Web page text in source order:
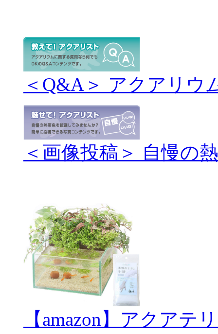
＜Q&A＞ アクアリウ
＜画像投稿＞ 自慢の
【amazon】アクアテ